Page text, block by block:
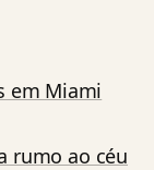
em Miami
rumo ao céu